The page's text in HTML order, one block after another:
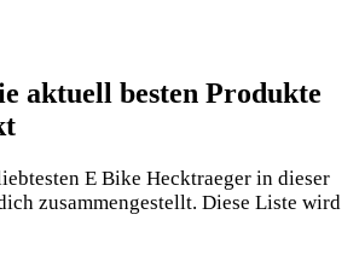
aktuell besten Produkte
E Bike Hecktraeger in dieser
zusammengestellt. Diese Liste wird